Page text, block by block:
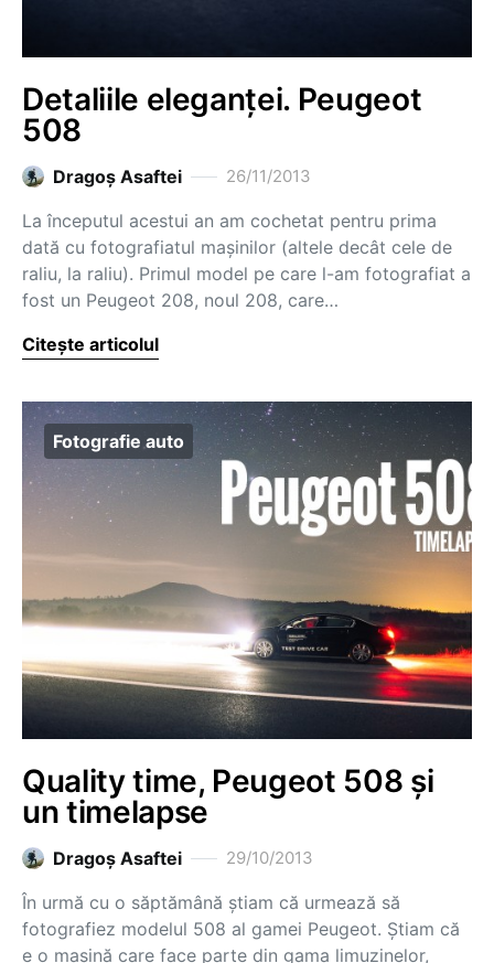
Detaliile eleganței. Peugeot
508
Dragoş Asaftei 26/11/2013
La începutul acestui an am cochetat pentru prima
dată cu fotografiatul mașinilor (altele decât cele de
raliu, la raliu). Primul model pe care l-am fotografiat a
fost un Peugeot 208, noul 208, care…
Citește articolul
Fotografie auto
Quality time, Peugeot 508 și
un timelapse
Dragoş Asaftei 29/10/2013
În urmă cu o săptămână știam că urmează să
fotografiez modelul 508 al gamei Peugeot. Știam că
e o mașină care face parte din gama limuzinelor,